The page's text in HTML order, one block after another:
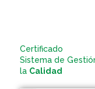
Certificado
Sistema de
la Calidad